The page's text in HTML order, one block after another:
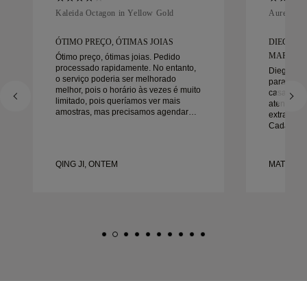
Kaleida Octagon in Yellow Gold
ÓTIMO PREÇO, ÓTIMAS JOIAS
Ótimo preço, ótimas joias. Pedido
processado rapidamente. No entanto,
o serviço poderia ser melhorado
melhor, pois o horário às vezes é muito
limitado, pois queríamos ver mais
amostras, mas precisamos agendar
QING JI, ONTEM
Aurelle in
DIEGO
Diego foi
para
atenção
Cada
felizes